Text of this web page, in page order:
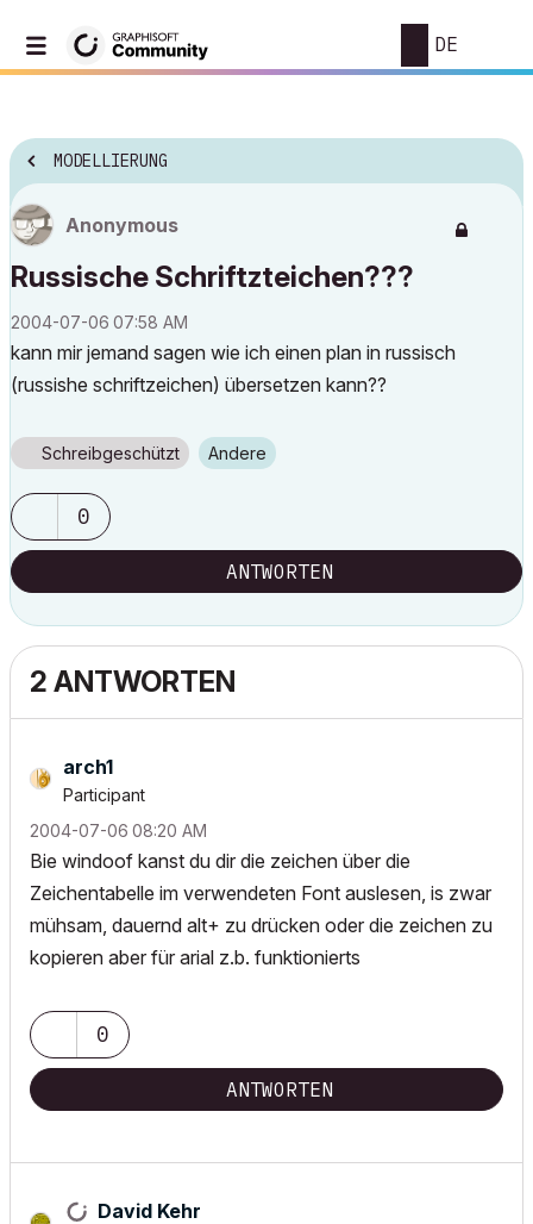
DE
MODELLIERUNG
Anonymous
Russische Schriftzteichen???
‎2004-07-06 07:58 AM
kann mir jemand sagen wie ich einen plan in russisch
(russishe schriftzeichen) übersetzen kann??
Schreibgeschützt Andere
0
ANTWORTEN
2 ANTWORTEN
arch1
Participant
‎2004-07-06 08:20 AM
Bie windoof kanst du dir die zeichen über die
Zeichentabelle im verwendeten Font auslesen, is zwar
mühsam, dauernd alt+ zu drücken oder die zeichen zu
kopieren aber für arial z.b. funktionierts
0
ANTWORTEN
David Kehr